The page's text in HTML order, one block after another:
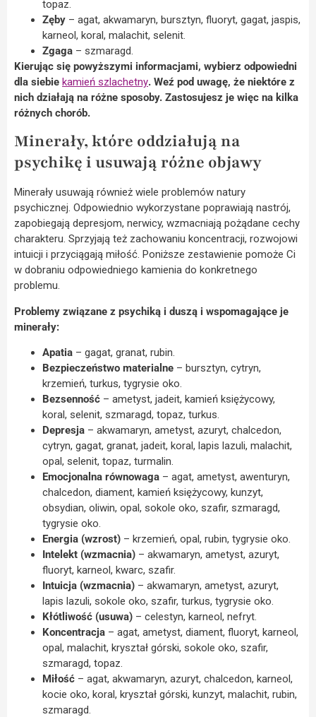
topaz.
Zęby – agat, akwamaryn, bursztyn, fluoryt, gagat, jaspis,
karneol, koral, malachit, selenit.
Zgaga – szmaragd.
Kierując się powyższymi informacjami, wybierz odpowiedni
dla siebie kamień szlachetny. Weź pod uwagę, że niektóre z
nich działają na różne sposoby. Zastosujesz je więc na kilka
różnych chorób.
Minerały, które oddziałują na
psychikę i usuwają różne objawy
Minerały usuwają również wiele problemów natury
psychicznej. Odpowiednio wykorzystane poprawiają nastrój,
zapobiegają depresjom, nerwicy, wzmacniają pożądane cechy
charakteru. Sprzyjają też zachowaniu koncentracji, rozwojowi
intuicji i przyciągają miłość. Poniższe zestawienie pomoże Ci
w dobraniu odpowiedniego kamienia do konkretnego
problemu.
Problemy związane z psychiką i duszą i wspomagające je
minerały:
Apatia – gagat, granat, rubin.
Bezpieczeństwo materialne – bursztyn, cytryn,
krzemień, turkus, tygrysie oko.
Bezsenność – ametyst, jadeit, kamień księżycowy,
koral, selenit, szmaragd, topaz, turkus.
Depresja – akwamaryn, ametyst, azuryt, chalcedon,
cytryn, gagat, granat, jadeit, koral, lapis lazuli, malachit,
opal, selenit, topaz, turmalin.
Emocjonalna równowaga – agat, ametyst, awenturyn,
chalcedon, diament, kamień księżycowy, kunzyt,
obsydian, oliwin, opal, sokole oko, szafir, szmaragd,
tygrysie oko.
Energia (wzrost) – krzemień, opal, rubin, tygrysie oko.
Intelekt (wzmacnia) – akwamaryn, ametyst, azuryt,
fluoryt, karneol, kwarc, szafir.
Intuicja (wzmacnia) – akwamaryn, ametyst, azuryt,
lapis lazuli, sokole oko, szafir, turkus, tygrysie oko.
Kłótliwość (usuwa) – celestyn, karneol, nefryt.
Koncentracja – agat, ametyst, diament, fluoryt, karneol,
opal, malachit, kryształ górski, sokole oko, szafir,
szmaragd, topaz.
Miłość – agat, akwamaryn, azuryt, chalcedon, karneol,
kocie oko, koral, kryształ górski, kunzyt, malachit, rubin,
szmaragd.